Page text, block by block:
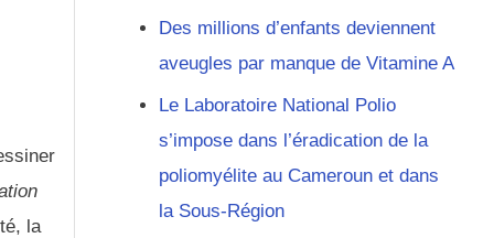
la
Des millions d’enfants deviennent
aveugles par manque de Vitamine A
Le Laboratoire National Polio
s’impose dans l’éradication de la
poliomyélite au Cameroun et dans
la Sous-Région